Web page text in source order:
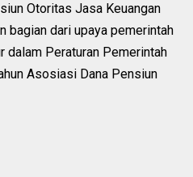
Otoritas Jasa Keuangan
bagian dari upaya pemerintah
dalam Peraturan Pemerintah
Asosiasi Dana Pensiun